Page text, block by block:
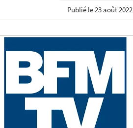
Publié le23 août 2022